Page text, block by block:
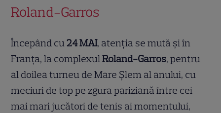
Roland-Garros
Începând cu 24 MAI, atenția se mută și în
Franța, la complexulRoland-Garros, pentru
al doilea turneu de Mare Șlem al anului, cu
meciuri de top pe zgura pariziană între cei
mai mari jucători de tenis ai momentului,